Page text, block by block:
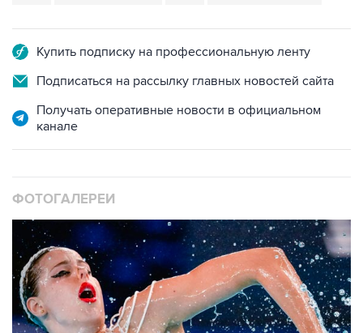
Купить подписку на профессиональную ленту
Подписаться на рассылку главных новостей сайта
Получать оперативные новости в официальном
канале
ФОТОГАЛЕРЕИ